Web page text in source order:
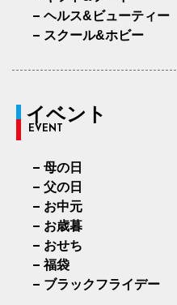
ヘルス&ビューティー
スクール&ホビー
イベント
EVENT
母の日
父の日
お中元
お歳暮
おせち
福袋
ブラックフライデー